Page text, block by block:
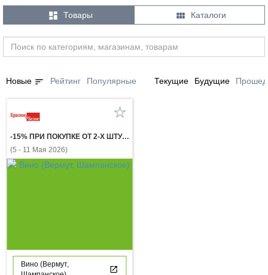
 Товары  Каталоги
Новые sort Рейтинг Популярные Текущие Будущие
-15% ПРИ ПОКУПКЕ ОТ 2-Х ШТУК ВИНО ГОЛИЦЫНСКИЕ ВИНА белое полусладкое и брют 0,75 л
(5 - 11 Мая 2026)
Вино (Вермут,